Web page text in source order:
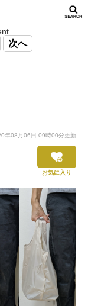
次へ
年08月06日 09時00分更新
お気に入り